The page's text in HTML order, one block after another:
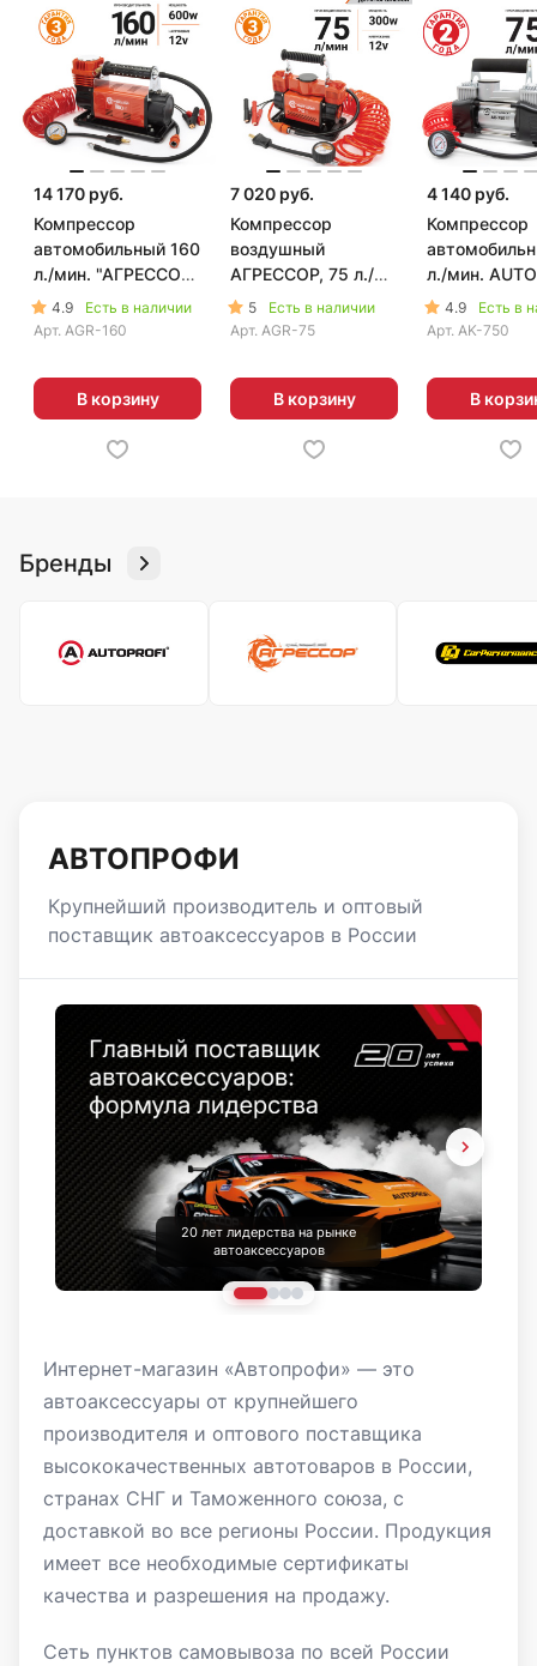
14 170 руб.
Компрессор
автомобильный 160
л./мин. "АГРЕССОР"
AGR-160
4.9
Есть в наличии
Арт. AGR-160
В корзину
7 020 руб.
Компрессор
воздушный
АГРЕССОР, 75 л./
мин. AGR-75
5
Есть в наличии
Арт. AGR-75
В корзину
4 140 руб.
Компрессор
л./мин.
AK-750
4.9
Есть в
Арт. AK-750
В
Бренды
АВТОПРОФИ
Крупнейший производитель и оптовый
поставщик автоаксессуаров в России
Интернет-магазин «Автопрофи» — это
автоаксессуары от крупнейшего
производителя и оптового поставщика
высококачественных автотоваров в России,
странах СНГ и Таможенного союза, с
доставкой во все регионы России. Продукция
имеет все необходимые сертификаты
качества и разрешения на продажу.
Сеть пунктов самовывоза по всей России
20 лет лидерства на рынке
автоаксессуаров